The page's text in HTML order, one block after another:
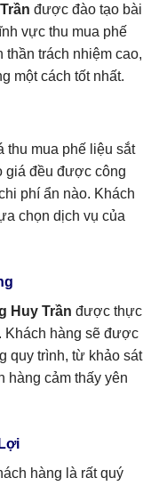
được đào tạo bài
vực thu mua phế
thần trách nhiệm cao,
một cách tốt nhất.
thu mua phế liệu sắt
giá đều được công
phí ẩn nào. Khách
chọn dịch vụ của
Huy Trần được thực
Khách hàng sẽ được
quy trình, từ khảo sát
hàng cảm thấy yên
hàng là rất quý